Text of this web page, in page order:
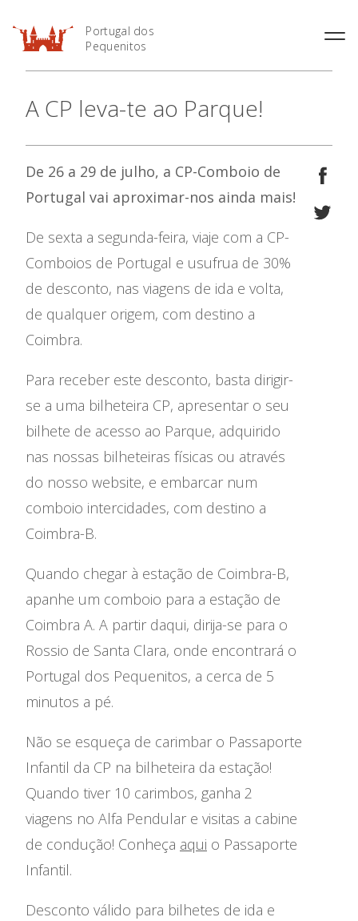
Portugal dos
Pequenitos
Bilheteira Online
O Parque
Áreas Temáticas
Serviço Educativo
Visitas
Parcerias
Horário
Reclamações
A CP leva-te ao Parque!
De 26 a 29 de julho, a CP-Comboio de
Portugal vai aproximar-nos ainda mais!
De sexta a segunda-feira, viaje com a CP-
Comboios de Portugal e usufrua de 30%
de desconto, nas viagens de ida e volta,
de qualquer origem, com destino a
Coimbra.
Para receber este desconto, basta dirigir-
se a uma bilheteira CP, apresentar o seu
bilhete de acesso ao Parque, adquirido
nas nossas bilheteiras físicas ou através
do nosso website, e embarcar num
comboio intercidades, com destino a
Coimbra-B.
Quando chegar à estação de Coimbra-B,
apanhe um comboio para a estação de
Coimbra A. A partir daqui, dirija-se para o
Rossio de Santa Clara, onde encontrará o
Portugal dos Pequenitos, a cerca de 5
minutos a pé.
Não se esqueça de carimbar o Passaporte
Infantil da CP na bilheteira da estação!
Quando tiver 10 carimbos, ganha 2
viagens no Alfa Pendular e visitas a cabine
de condução! Conheça aqui o Passaporte
Infantil.
Desconto válido para bilhetes de ida e